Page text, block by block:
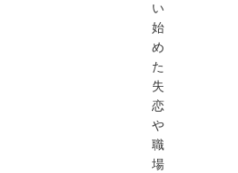
い
始
め
た
失
恋
や
職
場